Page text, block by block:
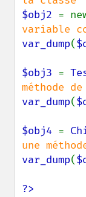
$obj2 =
var_dump(
$obj3 =
var_dump(
$obj4 =
var_dump(
?>